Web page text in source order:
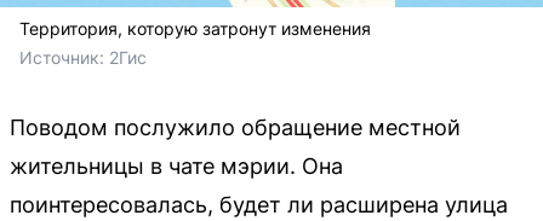
Территория, которую затронут изменения
Источник: 2Гис
Поводом послужило обращение местной
жительницы в чате мэрии. Она
поинтересовалась, будет ли расширена улица